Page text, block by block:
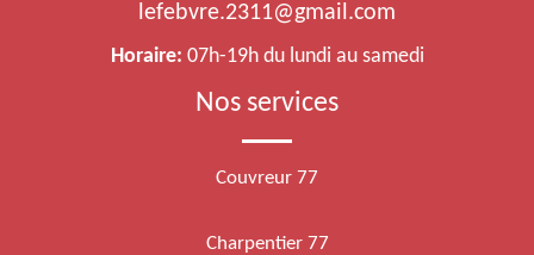
lefebvre.2311@gmail.com
Horaire: 07h-19h du lundi au samedi
Nos services
Couvreur 77
Charpentier 77